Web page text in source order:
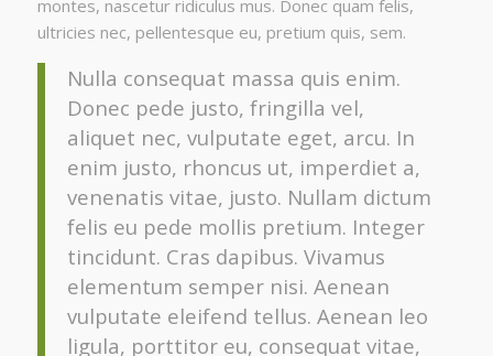
montes, nascetur ridiculus mus. Donec quam felis,
ultricies nec, pellentesque eu, pretium quis, sem.
Nulla consequat massa quis enim.
Donec pede justo, fringilla vel,
aliquet nec, vulputate eget, arcu. In
enim justo, rhoncus ut, imperdiet a,
venenatis vitae, justo. Nullam dictum
felis eu pede mollis pretium. Integer
tincidunt. Cras dapibus. Vivamus
elementum semper nisi. Aenean
vulputate eleifend tellus. Aenean leo
ligula, porttitor eu, consequat vitae,